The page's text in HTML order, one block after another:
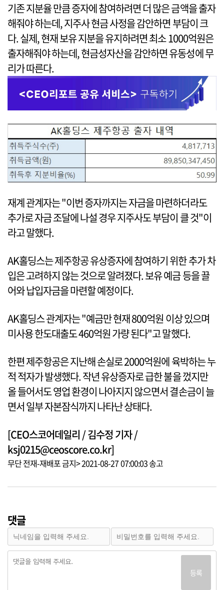
기존 지분율 만큼 증자에 참여하려면 더 많은 금액을 출자
해줘야 하는데, 지주사 현금 사정을 감안하면 부담이 크
다. 실제, 현재 보유 지분을 유지하려면 최소 1000억원은
출자해줘야 하는데, 현금성자산을 감안하면 유동성에 무
리가 따른다.
재계 관계자는 "이번 증자까지는 자금을 마련하더라도
추가로 자금 조달에 나설 경우 지주사도 부담이 클 것"이
라고 말했다.
AK홀딩스는 제주항공 유상증자에 참여하기 위한 추가 차
입은 고려하지 않는 것으로 알려졌다. 보유 예금 등을 끌
어와 납입자금을 마련할 예정이다.
AK홀딩스 관계자는 "예금만 현재 800억원 이상 있으며
미사용 한도대출도 460억원 가량 된다"고 말했다.
한편 제주항공은 지난해 손실로 2000억원에 육박하는 누
적 적자가 발생했다. 작년 유상증자로 급한 불을 껐지만
올 들어서도 영업 환경이 나아지지 않으면서 결손금이 늘
면서 일부 자본잠식까지 나타난 상태다.
[CEO스코어데일리 / 김수정 기자 /
ksj0215@ceoscore.co.kr]
무단 전재-재배포 금지> 2021-08-27 07:00:03 송고
댓글
등록